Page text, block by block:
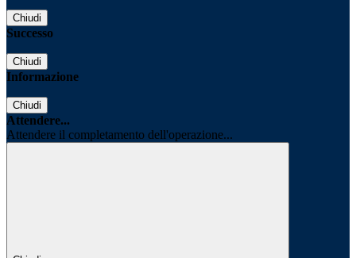
Chiudi
Successo
Chiudi
Informazione
Chiudi
Attendere...
Attendere il completamento dell'operazione...